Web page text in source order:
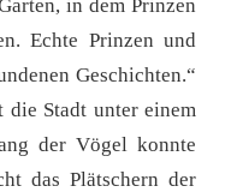
in dem Prinzen
Echte Prinzen und
Geschichten.“
die Stadt unter einem
der Vögel konnte
das Plätschern der